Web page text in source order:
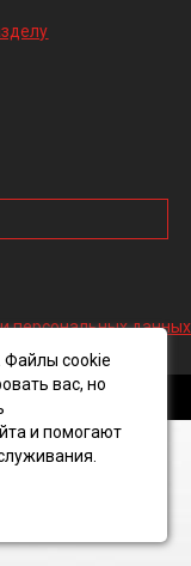
персональных данных
2016 ©
. Файлы cookie
вас, но
и помогают